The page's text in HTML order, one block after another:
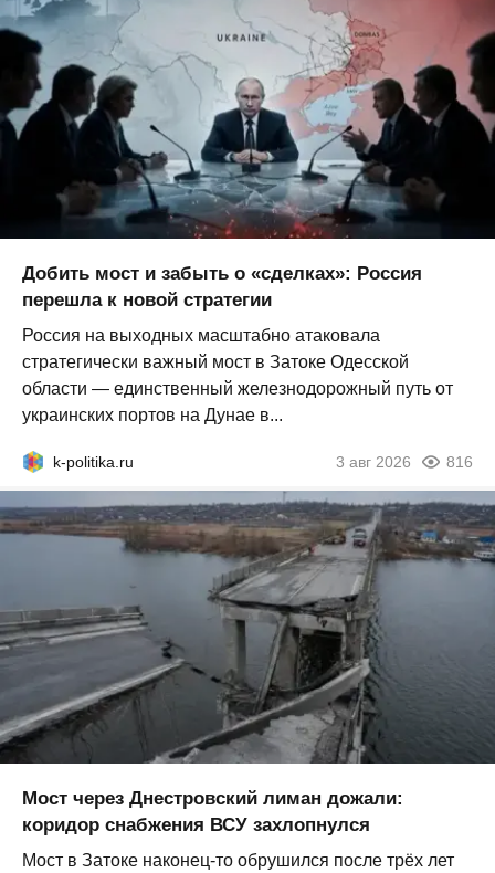
Добить мост и забыть о «сделках»: Россия
перешла к новой стратегии
Россия на выходных масштабно атаковала
стратегически важный мост в Затоке Одесской
области — единственный железнодорожный путь от
украинских портов на Дунае в...
k-politika.ru 3 авг 2026 816
Мост через Днестровский лиман дожали:
коридор снабжения ВСУ захлопнулся
Мост в Затоке наконец-то обрушился после трёх лет